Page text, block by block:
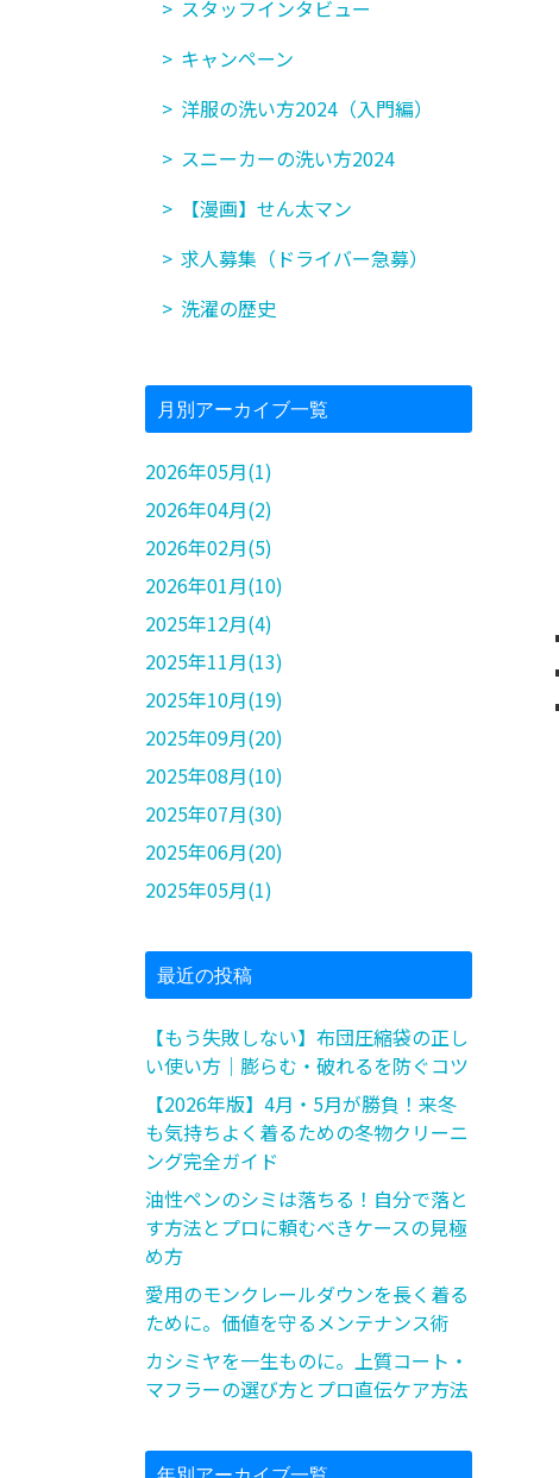
スタッフインタビュー
キャンペーン
洋服の洗い方2024（入門編）
スニーカーの洗い方2024
【漫画】せん太マン
求人募集（ドライバー急募）
洗濯の歴史
月別アーカイブ一覧
2026年05月(1)
2026年04月(2)
2026年02月(5)
2026年01月(10)
2025年12月(4)
2025年11月(13)
2025年10月(19)
2025年09月(20)
2025年08月(10)
2025年07月(30)
2025年06月(20)
2025年05月(1)
最近の投稿
【もう失敗しない】布団圧縮袋の正し
い使い方｜膨らむ・破れるを防ぐコツ
【2026年版】4月・5月が勝負！来冬
も気持ちよく着るための冬物クリーニ
ング完全ガイド
油性ペンのシミは落ちる！自分で落と
す方法とプロに頼むべきケースの見極
め方
愛用のモンクレールダウンを長く着る
ために。価値を守るメンテナンス術
カシミヤを一生ものに。上質コート・
マフラーの選び方とプロ直伝ケア方法